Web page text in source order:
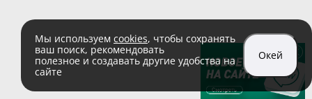
Мы используем cookies, чтобы сохранять
ваш поиск, рекомендовать
полезное и создавать другие удобства на
сайте
Окей